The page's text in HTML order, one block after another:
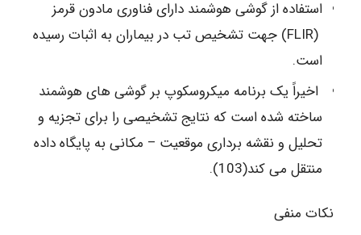
استفاده از گوشی هوشمند دارای فناوری مادون قرمز
(FLIR) جهت تشخیص تب در بیماران به اثبات رسیده
است.
اخیراً یک برنامه میکروسکوپ بر گوشی ‎های هوشمند
ساخته شده است که نتایج تشخیصی را برای تجزیه و
تحلیل و نقشه برداری موقعیت – مکانی به پایگاه داده
منتقل می ‎کند(103).
نکات منفی